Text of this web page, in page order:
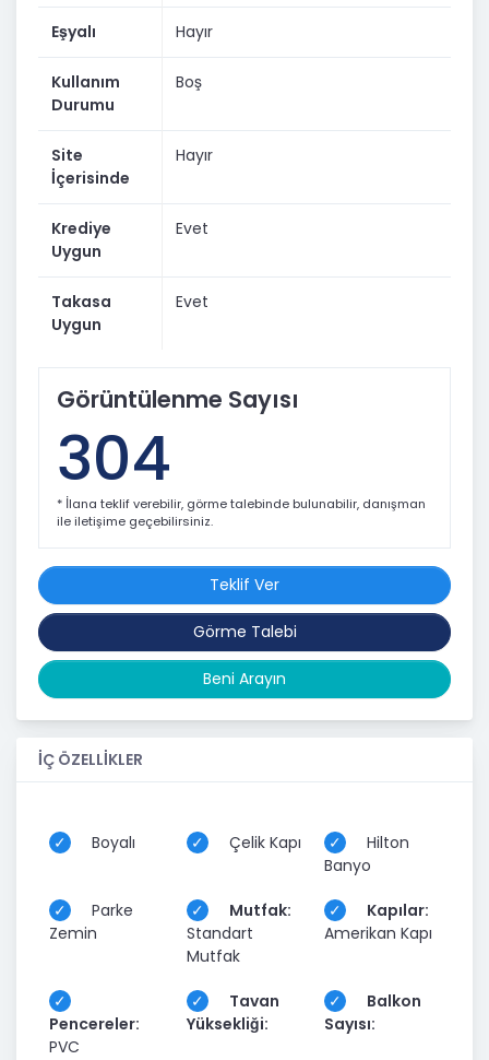
Eşyalı Hayır
Kullanım
Durumu
Boş
Site
İçerisinde
Hayır
Krediye
Uygun
Evet
Takasa
Uygun
Evet
Görüntülenme Sayısı
304
* İlana teklif verebilir, görme talebinde bulunabilir, danışman
ile iletişime geçebilirsiniz.
Teklif Ver
Görme Talebi
Beni Arayın
İÇ ÖZELLİKLER
Boyalı Çelik Kapı
Hilton
Banyo
Parke
Zemin
Mutfak:
Standart
Mutfak
Kapılar:
Amerikan Kapı
Pencereler:
PVC
Tavan
Yüksekliği:
Balkon
Sayısı: